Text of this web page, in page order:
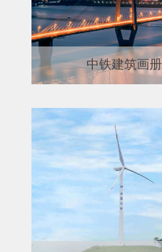
中铁建筑画